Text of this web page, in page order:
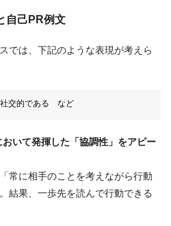
自己PR例文
では、下記のような表現が考えら
社交的である など
おいて発揮した「協調性」をアピー
常に相手のことを考えながら行動
結果、一歩先を読んで行動できる